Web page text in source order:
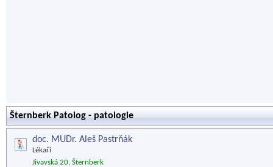
Šternberk Patolog - patologie
doc. MUDr. Aleš Pastrňák
Lékaři
Jivavská 20, Šternberk